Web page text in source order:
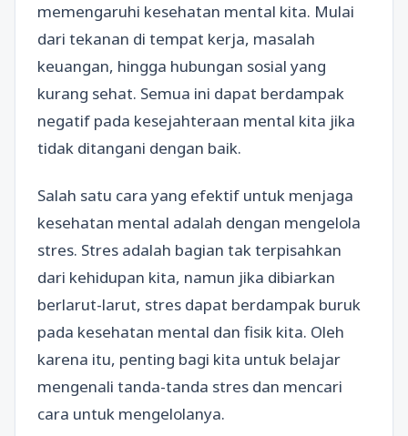
memengaruhi kesehatan mental kita. Mulai
dari tekanan di tempat kerja, masalah
keuangan, hingga hubungan sosial yang
kurang sehat. Semua ini dapat berdampak
negatif pada kesejahteraan mental kita jika
tidak ditangani dengan baik.
Salah satu cara yang efektif untuk menjaga
kesehatan mental adalah dengan mengelola
stres. Stres adalah bagian tak terpisahkan
dari kehidupan kita, namun jika dibiarkan
berlarut-larut, stres dapat berdampak buruk
pada kesehatan mental dan fisik kita. Oleh
karena itu, penting bagi kita untuk belajar
mengenali tanda-tanda stres dan mencari
cara untuk mengelolanya.